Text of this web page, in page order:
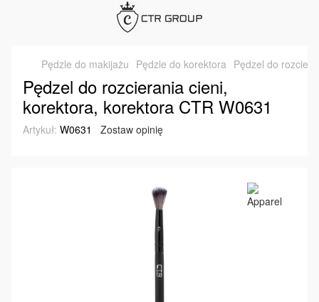
Pędzle do makijażu Pędzle do korektora Pędzel do
Pędzel do rozcierania cieni,
korektora, korektora CTR W0631
Artykuł: W0631 Zostaw opinię